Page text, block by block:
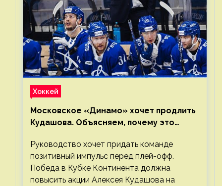
Хоккей
Московское «Динамо» хочет продлить
Кудашова. Объясняем, почему это
Руководство хочет придать команде
позитивный импульс перед плей-офф.
Победа в Кубке Континента должна
повысить акции Алексея Кудашова на